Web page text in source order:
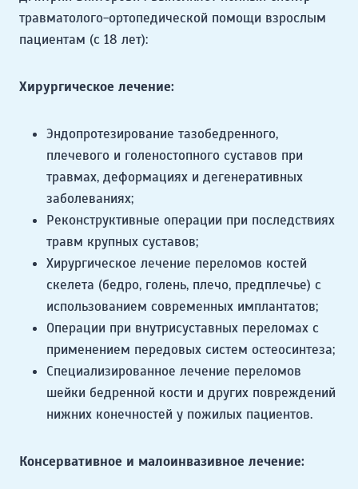
травматолого-ортопедической помощи взрослым
пациентам (с 18 лет):
Хирургическое лечение:
Эндопротезирование тазобедренного,
плечевого и голеностопного суставов при
травмах, деформациях и дегенеративных
заболеваниях;
Реконструктивные операции при последствиях
травм крупных суставов;
Хирургическое лечение переломов костей
скелета (бедро, голень, плечо, предплечье) с
использованием современных имплантатов;
Операции при внутрисуставных переломах с
применением передовых систем остеосинтеза;
Специализированное лечение переломов
шейки бедренной кости и других повреждений
нижних конечностей у пожилых пациентов.
Консервативное и малоинвазивное лечение: